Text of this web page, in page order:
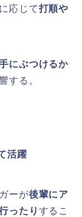
応じて打順や
にぶつけるか
する。
活躍
ーが後輩にア
ったり するこ